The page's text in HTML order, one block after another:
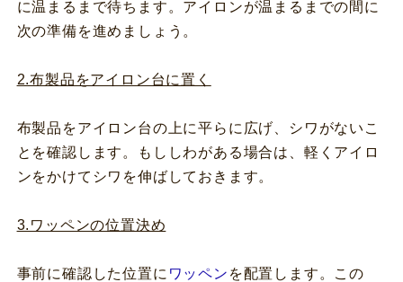
に温まるまで待ちます。アイロンが温まるまでの間に
次の準備を進めましょう。
2.布製品をアイロン台に置く
布製品をアイロン台の上に平らに広げ、シワがないこ
とを確認します。もししわがある場合は、軽くアイロ
ンをかけてシワを伸ばしておきます。
3.ワッペンの位置決め
事前に確認した位置に ワッペン を配置します。この